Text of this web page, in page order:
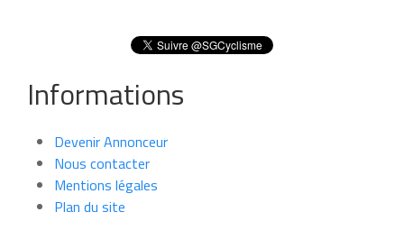
Informations
Devenir Annonceur
Nous contacter
Mentions légales
Plan du site